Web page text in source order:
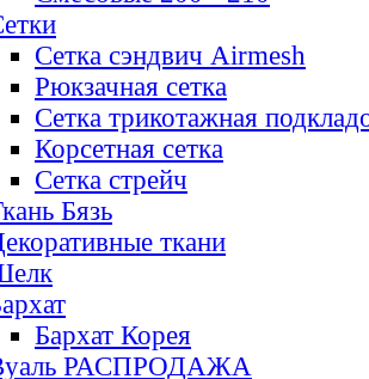
Сетка сэндвич Airmesh
Рюкзачная сетка
Сетка трикотажная
Корсетная сетка
Сетка стрейч
Бязь
ткани
Бархат Корея
РАСПРОДАЖА